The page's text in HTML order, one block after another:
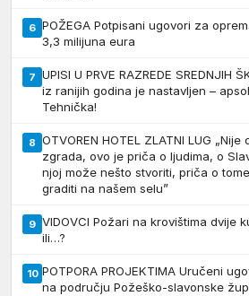
6 POŽEGA Potpisani ugovori za
3,3 milijuna eura
7 UPISI U PRVE RAZREDE SREDNJIH
iz ranijih godina je nastavljen –
Tehnička!
8 OTVOREN HOTEL ZLATNI LUG
zgrada, ovo je priča o ljudima, o
njoj može nešto stvoriti, priča o
graditi na našem selu”
9 VIDOVCI Požari na krovištima dvije
ili…?
10 POTPORA PROJEKTIMA Uručeni
na području Požeško-slavonske